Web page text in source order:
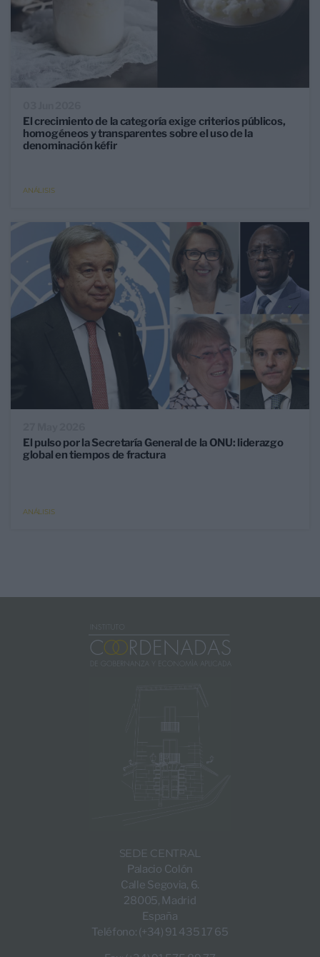
El crecimiento de la categoría exige criterios públicos,
homogéneos y transparentes sobre el uso de la
denominación kéfir
ANÁLISIS
El pulso por la Secretaría General de la ONU: liderazgo
global en tiempos de fractura
ANÁLISIS
SEDE CENTRAL
Palacio Colón
Calle Segovia, 6.
28005, Madrid
España
Teléfono: (+34) 91 435 17 65